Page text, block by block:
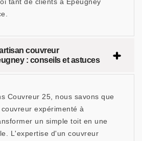
tant de clients à Epeugney
couvreur
: conseils et astuces
Couvreur 25, nous savons que
expérimenté à
un simple toit en une
L'expertise d'un couvreur